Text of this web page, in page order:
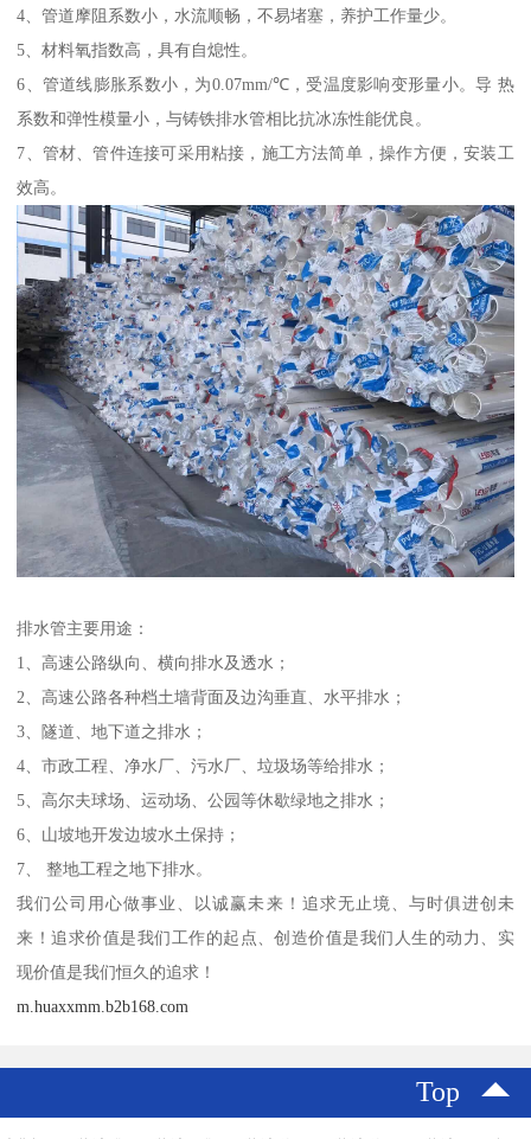
4、管道摩阻系数小，水流顺畅，不易堵塞，养护工作量少。
5、材料氧指数高，具有自熄性。
6、管道线膨胀系数小，为0.07mm/℃，受温度影响变形量小。导 热
系数和弹性模量小，与铸铁排水管相比抗冰冻性能优良。
7、管材、管件连接可采用粘接，施工方法简单，操作方便，安装工
效高。
排水管主要用途：
1、高速公路纵向、横向排水及透水；
2、高速公路各种档土墙背面及边沟垂直、水平排水；
3、隧道、地下道之排水；
4、市政工程、净水厂、污水厂、垃圾场等给排水；
5、高尔夫球场、运动场、公园等休歇绿地之排水；
6、山坡地开发边坡水土保持；
7、 整地工程之地下排水。
我们公司用心做事业、以诚赢未来！追求无止境、与时俱进创未
来！追求价值是我们工作的起点、创造价值是我们人生的动力、实
现价值是我们恒久的追求！
m.huaxxmm.b2b168.com
Top